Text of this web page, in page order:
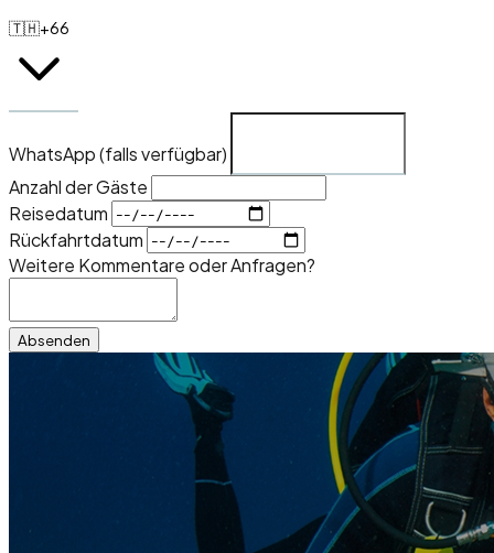
🇹🇭+66
WhatsApp (falls verfügbar)
Anzahl der Gäste
Reisedatum
Rückfahrtdatum
Weitere Kommentare oder Anfragen?
Absenden